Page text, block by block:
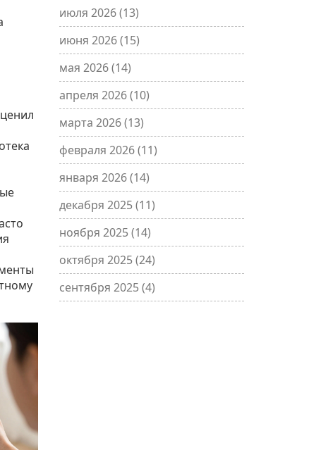
июля 2026(13)
июня 2026(15)
мая 2026(14)
апреля 2026(10)
марта 2026(13)
февраля 2026(11)
января 2026(14)
декабря 2025(11)
ноября 2025(14)
октября 2025(24)
сентября 2025(4)